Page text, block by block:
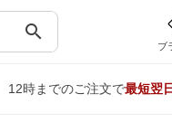
search
ブ
12時までのご注文で最短翌